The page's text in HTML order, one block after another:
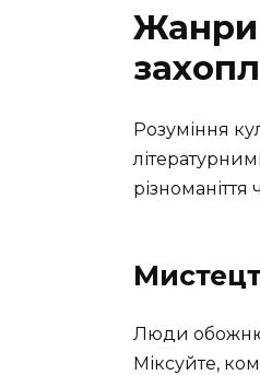
Жанри
Розуміння
різноманіття
Люди
Міксуйте,